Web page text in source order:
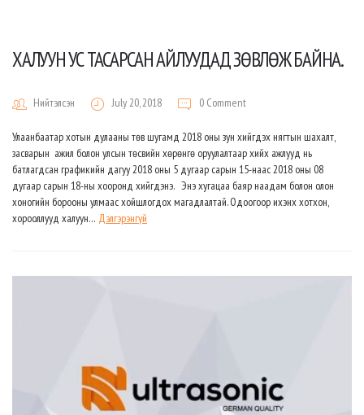
ХАЛУУН УС ТАСАРСАН АЙЛУУДАД ЗӨВЛӨЖ БАЙНА.
Нийтэлсэн July 20, 2018 0 Comment
Улаанбаатар хотын дулааны төв шугамд 2018 оны зун хийгдэх нягтын шахалт,
засварын ажил болон улсын төсвийн хөрөнгө оруулалтаар хийх ажлууд нь
батлагдсан графикийн дагуу 2018 оны 5 дугаар сарын 15-наас 2018 оны 08
дугаар сарын 18-ны хооронд хийгдэнэ. Энэ хугацаа баяр наадам болон олон
хоногийн борооны улмаас хойшлогдох магадлалтай. Одоогоор ихэнх хотхон,
хорооллууд халуун… Дэлгэрэнгүй